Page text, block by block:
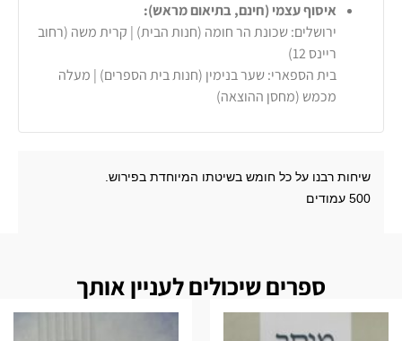
איסוף עצמי (חינם, בתיאום מראש):
ירושלים: שכונת הר חומה (חנות הבית) | קרית משה (רחוב
ריינס 12)
בית הספארי: שער בנימין (חנות בית הספרים) | מעלה
מכמש (מחסן ההוצאה)
שיחות רבנו על כל חומש בשיטתו המיוחדת בפירוש.
500 עמודים
ספרים שיכולים לעניין אותך